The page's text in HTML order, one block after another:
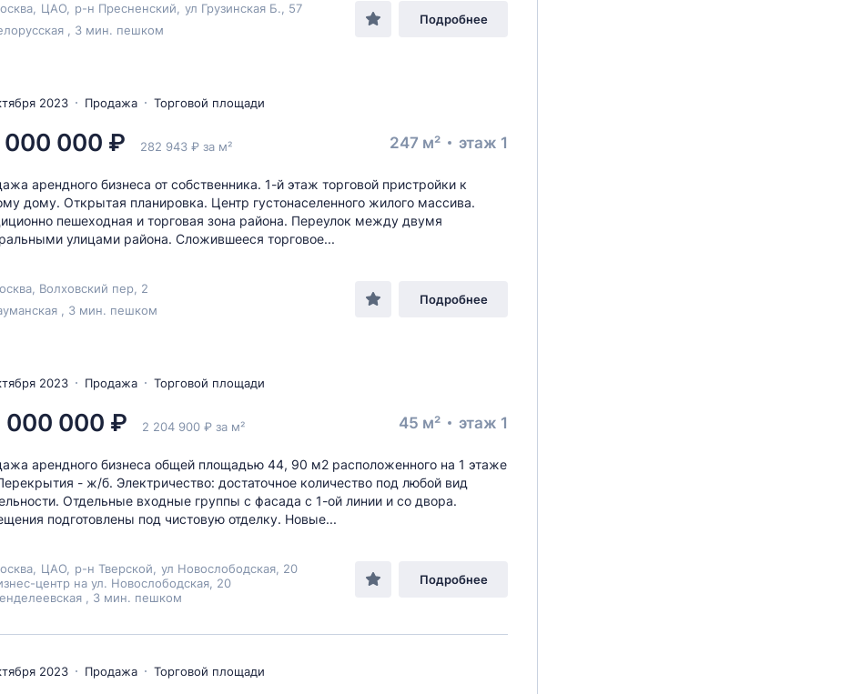
ЦАО р-н Пресненский ул Грузинская Б.
, 57
, 3 мин. пешком
Подробнее
2023 Продажа Торговой площади
000 000 ₽ 282 943 ₽ за м² 247 м² этаж 1
арендного бизнеса от собственника. 1-й этаж торговой пристройки к
дому. Открытая планировка. Центр густонаселенного жилого массива.
пешеходная и торговая зона района. Переулок между двумя
улицами района. Сложившееся торговое...
Волховский пер, 2
, 3 мин. пешком
Подробнее
2023 Продажа Торговой площади
000 000 ₽ 2 204 900 ₽ за м² 45 м² этаж 1
арендного бизнеса общей площадью 44, 90 м2 расположенного на 1 этаже
- ж/б. Электричество: достаточное количество под любой вид
Отдельные входные группы с фасада с 1-ой линии и со двора.
подготовлены под чистовую отделку. Новые...
ЦАО р-н Тверской ул Новослободская , 20
центр на ул. Новослободская, 20
, 3 мин. пешком
Подробнее
2023 Продажа Торговой площади